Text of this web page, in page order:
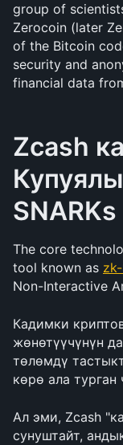
group of
Zerocoin (later
of the Bitcoin
security and
financial data
Zcash
SNARKs
The core
tool known as
Non-Interactive
Кадимки
жөнөтүүчүнүн
төлөмдү
көрө ала турган
Ал эми, Zcash
сунуштайт,